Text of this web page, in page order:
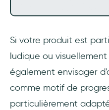
Si votre produit est
ludique ou
également envisager
comme motif de
particulièrement